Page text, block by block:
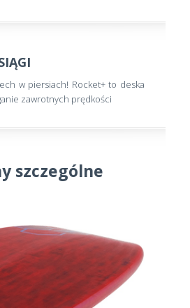
w piersiach! Rocket+ to deska
zawrotnych prędkości
szczególne